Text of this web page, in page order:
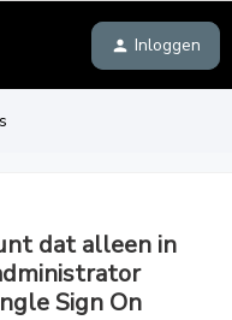
Inloggen
dat alleen in
Sign On